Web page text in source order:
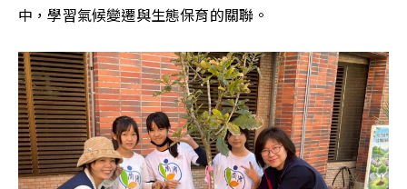
中，學習氣候變遷與生態保育的關聯。